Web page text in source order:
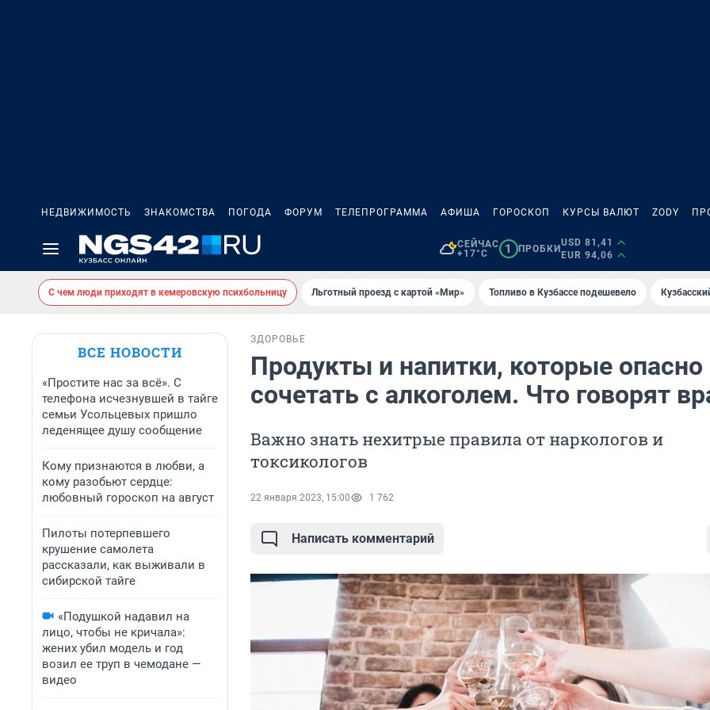
НЕДВИЖИМОСТЬ ЗНАКОМСТВА ПОГОДА ФОРУМ ТЕЛЕПРОГРАММА АФИША ГОРОСКОП КУРСЫ ВАЛЮТ ZODY
СЕЙЧАС
+17°C
1 ПРОБКИ
USD 81,41
EUR 94,06
С чем люди приходят в кемеровскую психбольницу Льготный проезд с картой «Мир» Топливо в Кузбассе подешевело
ВСЕ НОВОСТИ
«Простите нас за всё». С
телефона исчезнувшей в тайге
семьи Усольцевых пришло
леденящее душу сообщение
Кому признаются в любви, а
кому разобьют сердце:
любовный гороскоп на август
Пилоты потерпевшего
крушение самолета
рассказали, как выживали в
сибирской тайге
«Подушкой надавил на
лицо, чтобы не кричала»:
жених убил модель и год
возил ее труп в чемодане —
видео
ЗДОРОВЬЕ
Продукты и напитки, которые опасно
сочетать с алкоголем. Что говорят
Важно знать нехитрые правила от наркологов и
токсикологов
22 января 2023, 15:00 1 762
Написать комментарий